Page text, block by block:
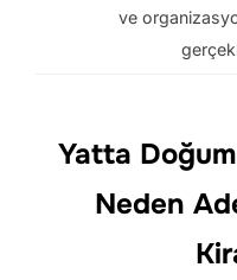
ve
Yatta
Neden